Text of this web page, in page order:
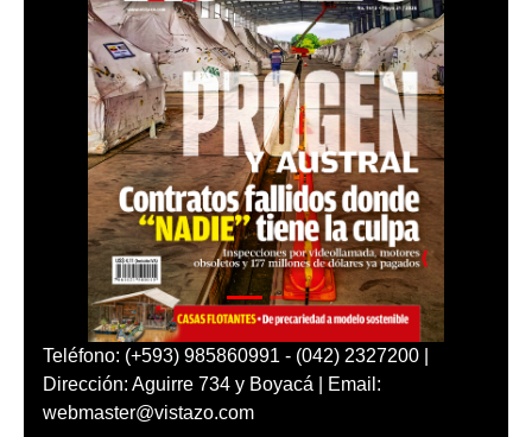
Teléfono: (+593) 985860991 - (042) 2327200 |
Dirección: Aguirre 734 y Boyacá | Email:
webmaster@vistazo.com